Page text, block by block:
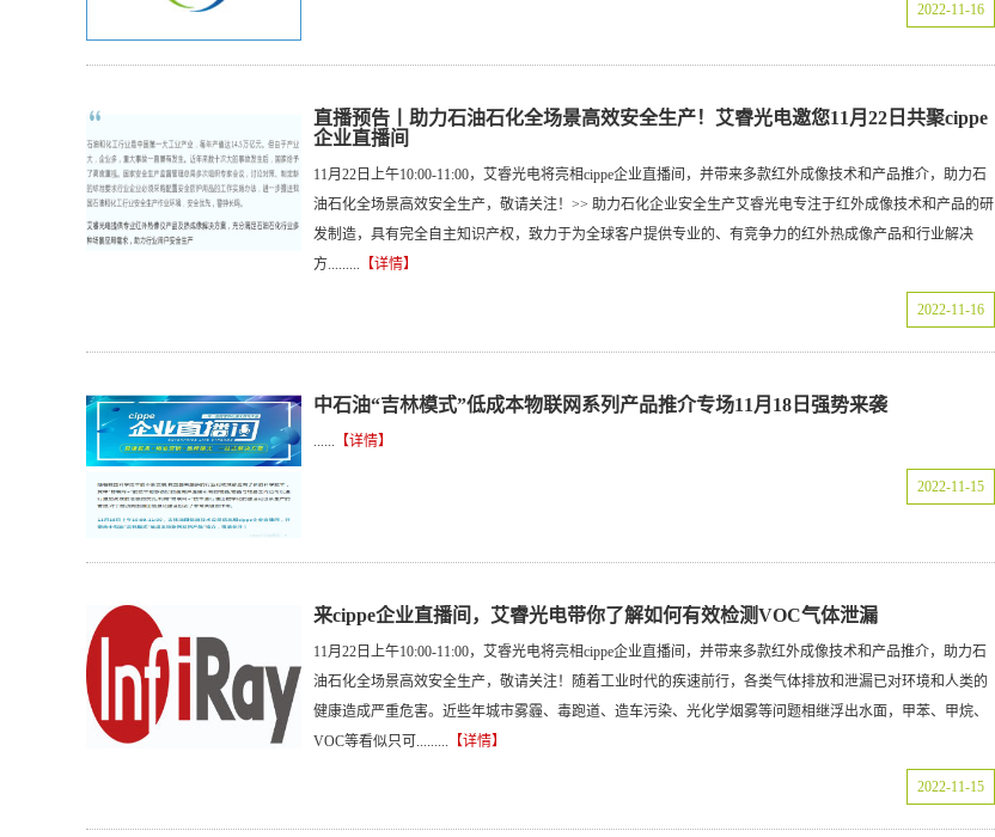
2022-11-16
直播预告丨助力石油石化全场景高效安全生产！艾睿光电邀您11月22日共聚cippe
企业直播间
11月22日上午10:00-11:00，艾睿光电将亮相cippe企业直播间，并带来多款红外成像技术和产品推介，助力石
油石化全场景高效安全生产，敬请关注！>> 助力石化企业安全生产艾睿光电专注于红外成像技术和产品的研
发制造，具有完全自主知识产权，致力于为全球客户提供专业的、有竞争力的红外热成像产品和行业解决
方......... 【详情】
2022-11-16
中石油“吉林模式”低成本物联网系列产品推介专场11月18日强势来袭
...... 【详情】
2022-11-15
来cippe企业直播间，艾睿光电带你了解如何有效检测VOC气体泄漏
11月22日上午10:00-11:00，艾睿光电将亮相cippe企业直播间，并带来多款红外成像技术和产品推介，助力石
油石化全场景高效安全生产，敬请关注！随着工业时代的疾速前行，各类气体排放和泄漏已对环境和人类的
健康造成严重危害。近些年城市雾霾、毒跑道、造车污染、光化学烟雾等问题相继浮出水面，甲苯、甲烷、
VOC等看似只可......... 【详情】
2022-11-15